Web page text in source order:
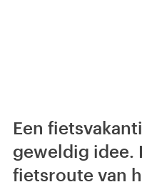
Een
geweldig idee.
fietsroute van